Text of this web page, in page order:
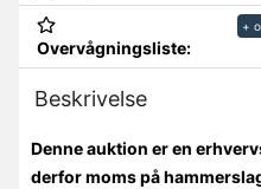
Overvågningsliste:
+
Beskrivelse
Denne auktion er en
derfor moms på